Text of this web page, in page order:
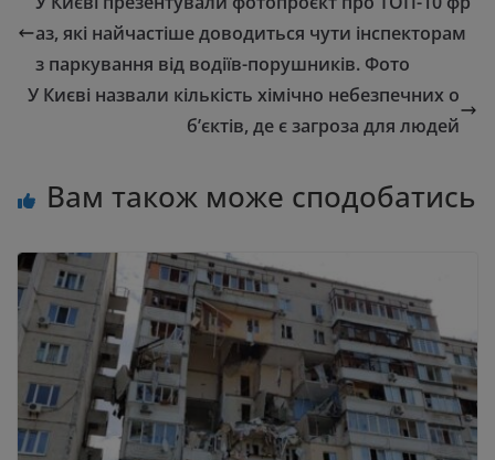
аз, які найчастіше доводиться чути інспекторам
з паркування від водіїв-порушників. Фото
У Києві назвали кількість хімічно небезпечних о
б’єктів, де є загроза для людей
Вам також може сподобатись